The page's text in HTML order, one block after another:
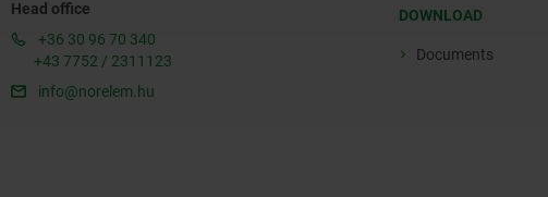
Head office
+36 30 96 70 340
+43 7752 / 2311123
info@norelem.hu
DOWNLOAD
Documents